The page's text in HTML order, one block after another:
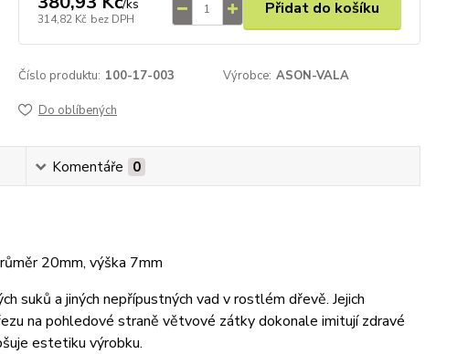
/ks
314,82 Kč bez DPH
Přidat do košíku
Číslo produktu: 100-17-003 Výrobce: ASON-VALA
Do oblíbených
Komentáře 0
20mm, výška 7mm
suků a jiných nepřípustných vad v rostlém dřevě. Jejich
na pohledové straně větvové zátky dokonale imitují zdravé
estetiku výrobku.